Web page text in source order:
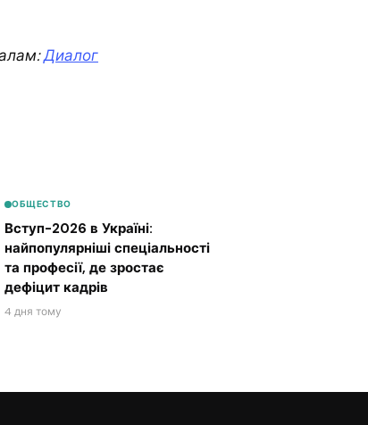
Диалог
ОБЩЕСТВО
Вступ-2026 в Україні:
найпопулярніші спеціальності
та професії, де зростає
дефіцит кадрів
4 дня тому